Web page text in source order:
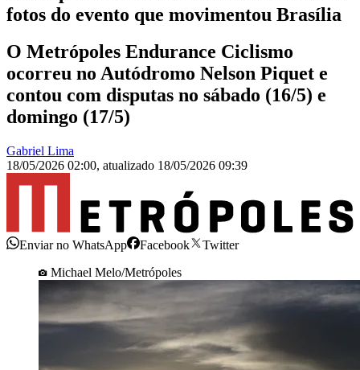
fotos do evento que movimentou Brasília
O Metrópoles Endurance Ciclismo
ocorreu no Autódromo Nelson Piquet e
contou com disputas no sábado (16/5) e
domingo (17/5)
Gabriel Lima
18/05/2026 02:00, atualizado 18/05/2026 09:39
Enviar no WhatsApp Facebook
Twitter
Michael Melo/Metrópoles